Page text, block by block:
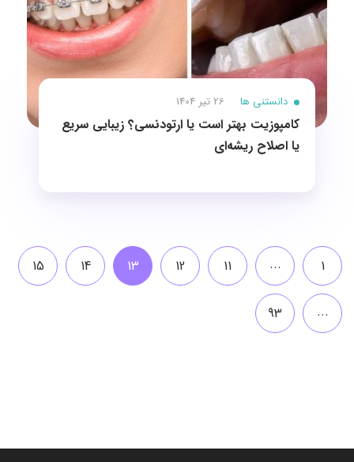
دانستنی ها 26 تیر 1404
کامپوزیت بهتر است یا ارتودنسی؟ زیبایی سریع
یا اصلاح ریشه‌ای
1
...
11
12
13
14
15
...
93